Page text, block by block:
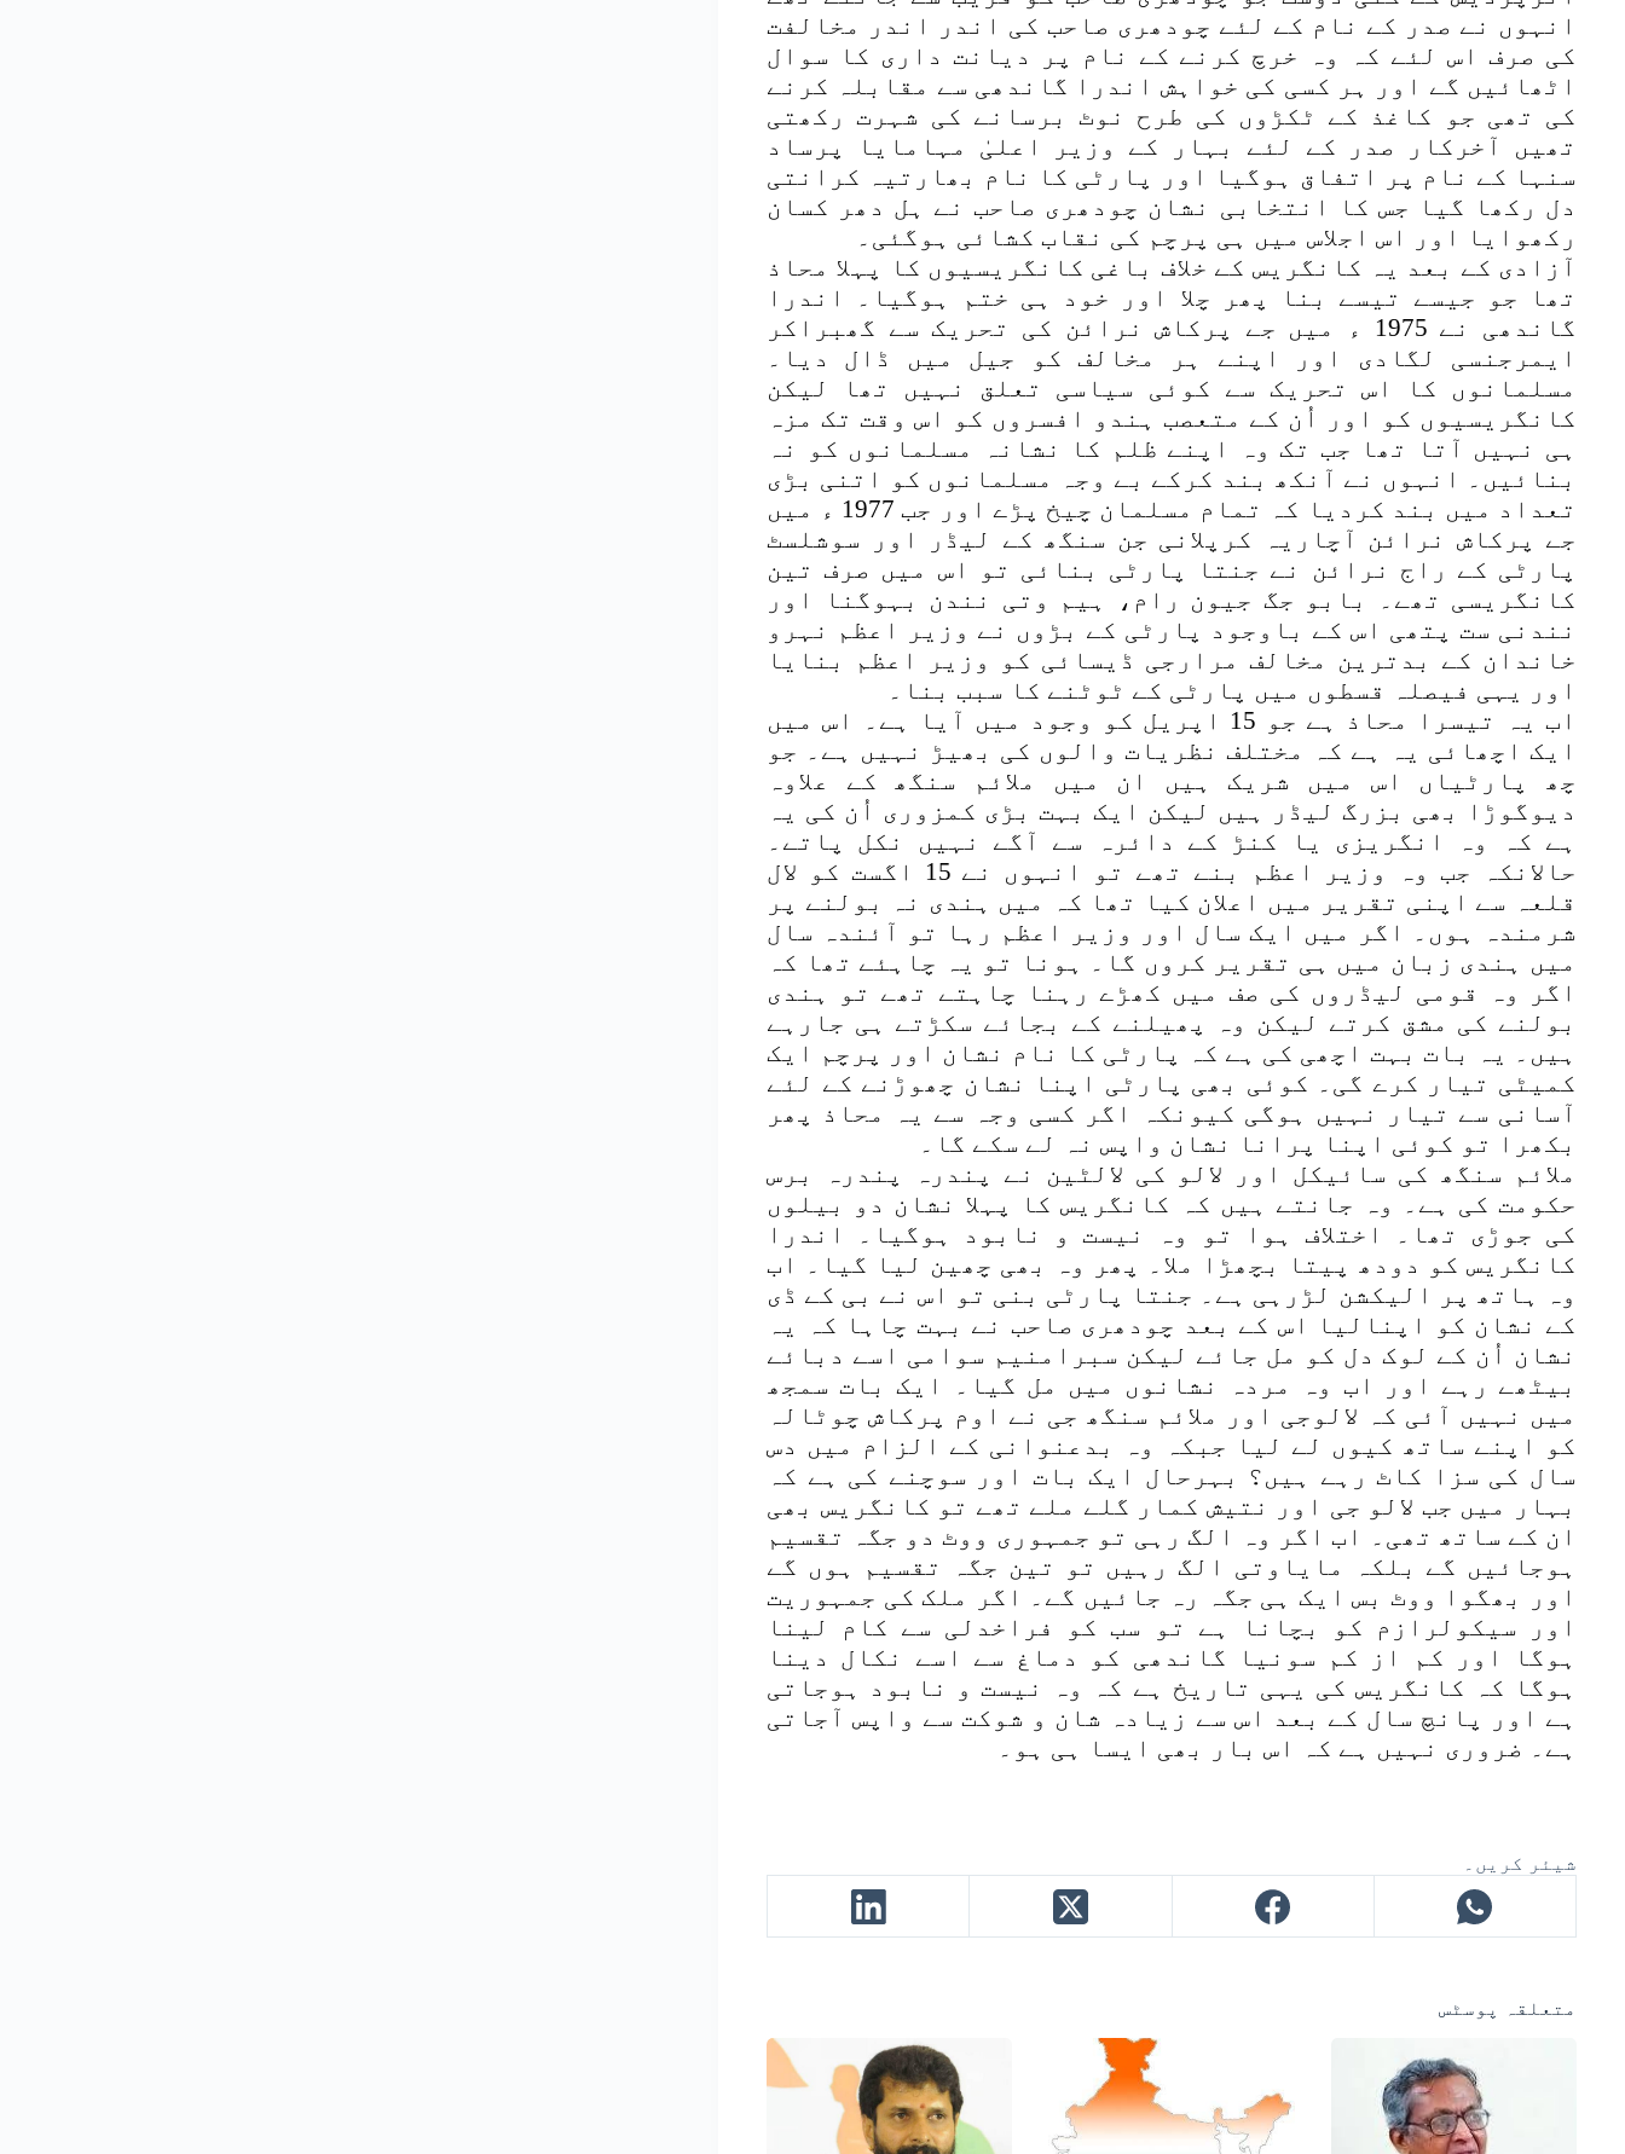
انہوں نے صدر کے نام کے لئے چودھری صاحب کی اندر اندر مخالفت
کی صرف اس لئے کہ وہ خرچ کرنے کے نام پر دیانت داری کا سوال
اٹھائیں گے اور ہر کسی کی خواہش اندرا گاندھی سے مقابلہ کرنے
کی تھی جو کاغذ کے ٹکڑوں کی طرح نوٹ برسانے کی شہرت رکھتی
تھیں آخرکار صدر کے لئے بہار کے وزیر اعلیٰ مہامایا پرساد
سنہا کے نام پر اتفاق ہوگیا اور پارٹی کا نام بھارتیہ کرانتی
دل رکھا گیا جس کا انتخابی نشان چودھری صاحب نے ہل دھر کسان
رکھوایا اور اس اجلاس میں ہی پرچم کی نقاب کشائی ہوگئی۔
آزادی کے بعد یہ کانگریس کے خلاف باغی کانگریسیوں کا پہلا محاذ
تھا جو جیسے تیسے بنا پھر چلا اور خود ہی ختم ہوگیا۔ اندرا
گاندھی نے 1975 ء میں جے پرکاش نرائن کی تحریک سے گھبراکر
ایمرجنسی لگادی اور اپنے ہر مخالف کو جیل میں ڈال دیا۔
مسلمانوں کا اس تحریک سے کوئی سیاسی تعلق نہیں تھا لیکن
کانگریسیوں کو اور اُن کے متعصب ہندو افسروں کو اس وقت تک مزہ
ہی نہیں آتا تھا جب تک وہ اپنے ظلم کا نشانہ مسلمانوں کو نہ
بنائیں۔ انہوں نے آنکھ بند کرکے بے وجہ مسلمانوں کو اتنی بڑی
تعداد میں بند کردیا کہ تمام مسلمان چیخ پڑے اور جب 1977 ء میں
جے پرکاش نرائن آچاریہ کرپلانی جن سنگھ کے لیڈر اور سوشلسٹ
پارٹی کے راج نرائن نے جنتا پارٹی بنائی تو اس میں صرف تین
کانگریسی تھے۔ بابو جگ جیون رام، ہیم وتی نندن بہوگنا اور
نندنی ست پتھی اس کے باوجود پارٹی کے بڑوں نے وزیر اعظم نہرو
خاندان کے بدترین مخالف مرارجی ڈیسائی کو وزیر اعظم بنایا
اور یہی فیصلہ قسطوں میں پارٹی کے ٹوٹنے کا سبب بنا۔
اب یہ تیسرا محاذ ہے جو 15 اپریل کو وجود میں آیا ہے۔ اس میں
ایک اچھائی یہ ہے کہ مختلف نظریات والوں کی بھیڑ نہیں ہے۔ جو
چھ پارٹیاں اس میں شریک ہیں ان میں ملائم سنگھ کے علاوہ
دیوگوڑا بھی بزرگ لیڈر ہیں لیکن ایک بہت بڑی کمزوری اُن کی یہ
ہے کہ وہ انگریزی یا کنڑ کے دائرہ سے آگے نہیں نکل پاتے۔
حالانکہ جب وہ وزیر اعظم بنے تھے تو انہوں نے 15 اگست کو لال
قلعہ سے اپنی تقریر میں اعلان کیا تھا کہ میں ہندی نہ بولنے پر
شرمندہ ہوں۔ اگر میں ایک سال اور وزیر اعظم رہا تو آئندہ سال
میں ہندی زبان میں ہی تقریر کروں گا۔ ہونا تو یہ چاہئے تھا کہ
اگر وہ قومی لیڈروں کی صف میں کھڑے رہنا چاہتے تھے تو ہندی
بولنے کی مشق کرتے لیکن وہ پھیلنے کے بجائے سکڑتے ہی جارہے
ہیں۔ یہ بات بہت اچھی کی ہے کہ پارٹی کا نام نشان اور پرچم ایک
کمیٹی تیار کرے گی۔ کوئی بھی پارٹی اپنا نشان چھوڑنے کے لئے
آسانی سے تیار نہیں ہوگی کیونکہ اگر کسی وجہ سے یہ محاذ پھر
بکھرا تو کوئی اپنا پرانا نشان واپس نہ لے سکے گا۔
ملائم سنگھ کی سائیکل اور لالو کی لالٹین نے پندرہ پندرہ برس
حکومت کی ہے۔ وہ جانتے ہیں کہ کانگریس کا پہلا نشان دو بیلوں
کی جوڑی تھا۔ اختلاف ہوا تو وہ نیست و نابود ہوگیا۔ اندرا
کانگریس کو دودھ پیتا بچھڑا ملا۔ پھر وہ بھی چھین لیا گیا۔ اب
وہ ہاتھ پر الیکشن لڑرہی ہے۔ جنتا پارٹی بنی تو اس نے بی کے ڈی
کے نشان کو اپنالیا اس کے بعد چودھری صاحب نے بہت چاہا کہ یہ
نشان اُن کے لوک دل کو مل جائے لیکن سبرامنیم سوامی اسے دبائے
بیٹھے رہے اور اب وہ مردہ نشانوں میں مل گیا۔ ایک بات سمجھ
میں نہیں آئی کہ لالوجی اور ملائم سنگھ جی نے اوم پرکاش چوٹالہ
کو اپنے ساتھ کیوں لے لیا جبکہ وہ بدعنوانی کے الزام میں دس
سال کی سزا کاٹ رہے ہیں؟ بہرحال ایک بات اور سوچنے کی ہے کہ
بہار میں جب لالو جی اور نتیش کمار گلے ملے تھے تو کانگریس بھی
ان کے ساتھ تھی۔ اب اگر وہ الگ رہی تو جمہوری ووٹ دو جگہ تقسیم
ہوجائیں گے بلکہ مایاوتی الگ رہیں تو تین جگہ تقسیم ہوں گے
اور بھگوا ووٹ بس ایک ہی جگہ رہ جائیں گے۔ اگر ملک کی جمہوریت
اور سیکولرازم کو بچانا ہے تو سب کو فراخدلی سے کام لینا
ہوگا اور کم از کم سونیا گاندھی کو دماغ سے اسے نکال دینا
ہوگا کہ کانگریس کی یہی تاریخ ہے کہ وہ نیست و نابود ہوجاتی
ہے اور پانچ سال کے بعد اس سے زیادہ شان و شوکت سے واپس آجاتی
ہے۔ ضروری نہیں ہے کہ اس بار بھی ایسا ہی ہو۔
شیئر کریں۔
متعلقہ پوسٹس